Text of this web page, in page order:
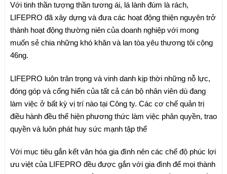
Với tinh thần tượng thần tương ái, lá lành đùm là rách,
LIFEPRO đã xây dựng và đưa các hoạt động thiện nguyên trở
thành hoạt động thường niên của doanh nghiệp với mong
muốn sẻ chia những khó khăn và lan tòa yêu thương tôi cộng
46ng.
LIFEPRO luôn trân trọng và vinh danh kịp thời những nỗ lực,
đóng góp và cổng hiển của tất cả cán bộ nhân viên dù đang
làm việc ở bất kỳ vị trí nào tại Công ty. Các cơ chế quản trị
điều hành đều thể hiện phương thức làm việc phân quyền, trao
quyền và luôn phát huy sức mạnh tập thể
Với mục tiêu gắn kết văn hóa gia đình nên các chế độ phúc lợi
ưu việt của LIFEPRO đều được gắn với gia đình để mọi thành